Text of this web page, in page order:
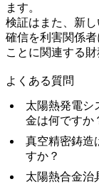
ます。
検証はまた、新
確信を利害関係
ことに関連する
よくある質問
太陽熱発電シ
金は何ですか
真空精密鋳造
すか？
太陽熱合金治